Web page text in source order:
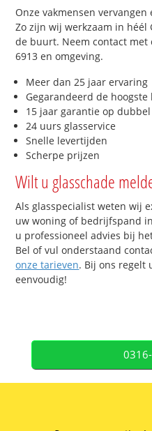
Onze vakmensen
Zo zijn wij werkzaam in
de buurt. Neem contact met
6913 en omgeving.
Meer dan 25 jaar ervaring
Gegarandeerd de
15 jaar garantie op
24 uurs glasservice
Snelle levertijden
Scherpe prijzen
Wilt u glasschade
Als glasspecialist weten wij
uw woning of bedrijfspand
u professioneel advies bij
Bel of vul onderstaand
onze tarieven. Bij ons regelt
eenvoudig!